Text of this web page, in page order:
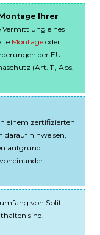
Ihrer
Vermittlung eines
Montage oder
der EU-
(Art. 11, Abs.
einem zertifizierten
darauf hinweisen,
aufgrund
von Split-
sind.